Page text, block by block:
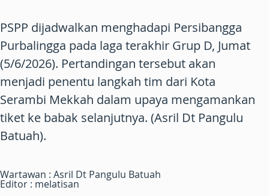
PSPP dijadwalkan menghadapi Persibangga
Purbalingga pada laga terakhir Grup D, Jumat
(5/6/2026). Pertandingan tersebut akan
menjadi penentu langkah tim dari Kota
Serambi Mekkah dalam upaya mengamankan
tiket ke babak selanjutnya. (Asril Dt Pangulu
Batuah).
Wartawan : Asril Dt Pangulu Batuah
Editor : melatisan